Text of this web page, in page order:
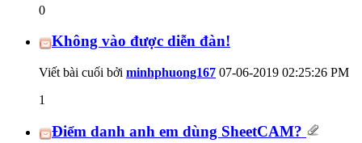
0
Không vào được diễn đàn!
Viết bài cuối bởi minhphuong167 07-06-2019 02:25:26 PM
1
Điểm danh anh em dùng SheetCAM?